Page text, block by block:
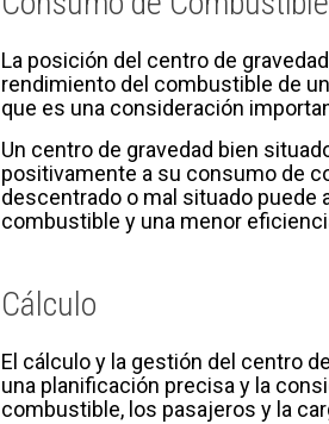
La posición del centro de
rendimiento del combustible de
que es una consideración
Un centro de gravedad bien
positivamente a su consumo de
descentrado o mal situado puede
combustible y una menor
Cálculo
El cálculo y la gestión del centro
una planificación precisa y la
combustible, los pasajeros y la